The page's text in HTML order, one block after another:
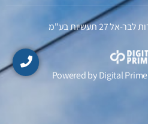
Powered byDigital Prime